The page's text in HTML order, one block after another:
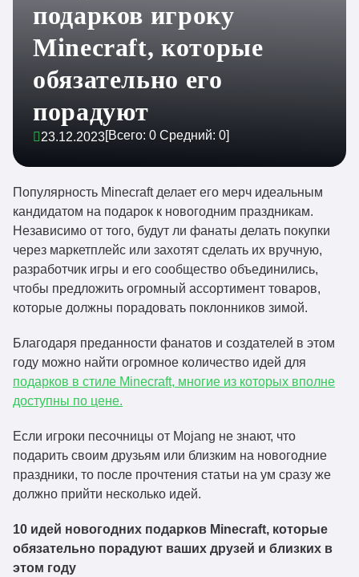
подарков игроку
Minecraft, которые
обязательно его
порадуют
23.12.2023[Всего: 0 Средний: 0]
Популярность Minecraft делает его мерч идеальным
кандидатом на подарок к новогодним праздникам.
Независимо от того, будут ли фанаты делать покупки
через маркетплейс или захотят сделать их вручную,
разработчик игры и его сообщество объединились,
чтобы предложить огромный ассортимент товаров,
которые должны порадовать поклонников зимой.
Благодаря преданности фанатов и создателей в этом
году можно найти огромное количество идей для
подарков в стиле Minecraft, многие из которых вполне
доступны по цене.
Если игроки песочницы от Mojang не знают, что
подарить своим друзьям или близким на новогодние
праздники, то после прочтения статьи на ум сразу же
должно прийти несколько идей.
10 идей новогодних подарков Minecraft, которые
обязательно порадуют ваших друзей и близких в
этом году